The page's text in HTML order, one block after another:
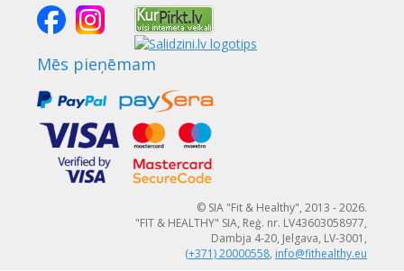
Mēs pieņēmam
© SIA "Fit & Healthy", 2013 - 2026.
"FIT & HEALTHY" SIA, Reģ. nr. LV43603058977,
Dambja 4-20, Jelgava, LV-3001,
(+371) 20000558, info@fithealthy.eu